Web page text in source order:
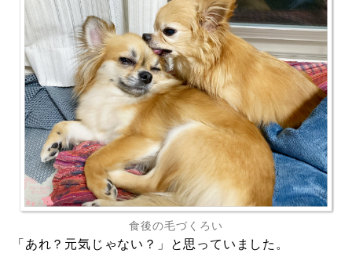
食後の毛づくろい
「あれ？元気じゃない？」と思っていました。